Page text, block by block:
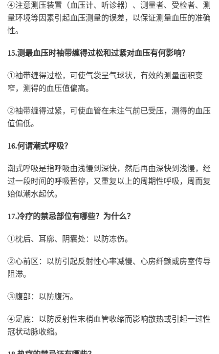
④注意测压装置（血压计、听诊器）、测量者、受检者、测
量环境等因素引起血压测量的误差，以保证测量血压的准确
性。
15.测最血压时袖带缠得过松和过紧对血压有何影响？
①袖带缠得过松，可使气袋呈气球状，有效的测量面积变
窄，测得的血压值偏高。
②袖带缠得过紧，可使血管在未注气前已受压，测得的血压
值偏低。
16.何谓潮式呼吸？
潮式呼吸是指呼吸由浅慢到深快，然后再由深快到浅慢，经
过一段时间的呼吸暂停，又重复以上的周期性呼吸，周而复
始似潮水起伏。
17.冷疗的禁忌部位有哪些？为什么？
①枕后、耳廓、阴囊处：以防冻伤。
②心前区：以防引起反射性心率减慢、心房纤颤或房室传导
阻滞。
③腹部：以防腹泻。
④足底：以防反射性末梢血管收缩而影响散热或引起一过性
冠状动脉收缩。